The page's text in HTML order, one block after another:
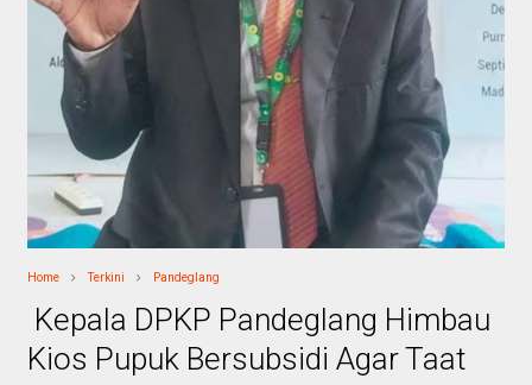
Home Terkini Pandeglang
Kepala DPKP Pandeglang Himbau
Kios Pupuk Bersubsidi Agar Taat